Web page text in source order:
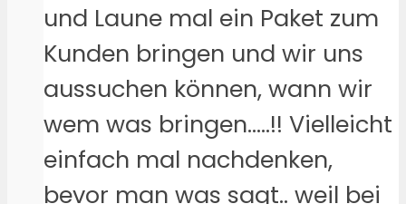
und Laune mal ein Paket zum
Kunden bringen und wir uns
aussuchen können, wann wir
wem was bringen…..!! Vielleicht
einfach mal nachdenken,
bevor man was sagt.. weil bei